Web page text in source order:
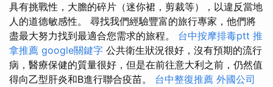
具有挑戰性，大膽的碎片（迷你裙，剪裁等），以違反當地
人的道德敏感性。 尋找我們經驗豐富的旅行專家，他們將
盡最大努力找到最適合您需求的旅程。 台中按摩排毒ptt 推
拿推薦 google關鍵字 公共衛生狀況很好，沒有預期的流行
病，醫療保健的質量很好，但是在前往意大利之前，仍然值
得向乙型肝炎和B進行聯合疫苗。 台中整復推薦 外國公司